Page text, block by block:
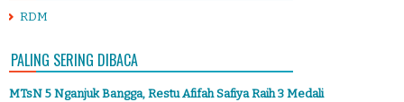
RDM
PALING SERING DIBACA
MTsN 5 Nganjuk Bangga, Restu Afifah Safiya Raih 3 Medali